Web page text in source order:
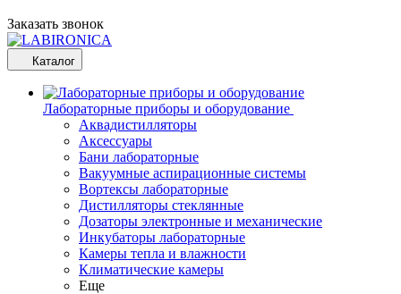
Заказать звонок
Каталог
Лабораторные приборы и оборудование
Аквадистилляторы
Аксессуары
Бани лабораторные
Вакуумные аспирационные системы
Вортексы лабораторные
Дистилляторы стеклянные
Дозаторы электронные и механические
Инкубаторы лабораторные
Камеры тепла и влажности
Климатические камеры
Еще